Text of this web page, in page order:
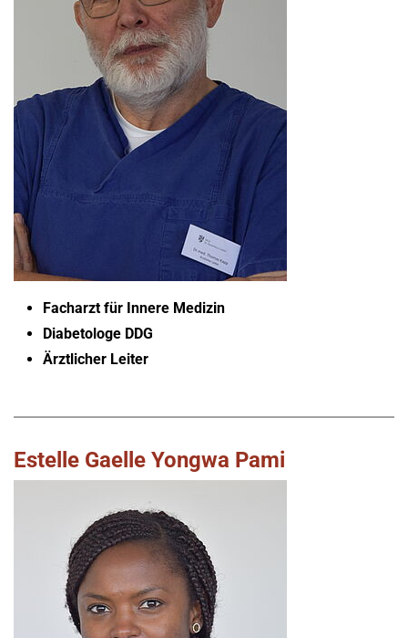
Facharzt für Innere Medizin
Diabetologe DDG
Ärztlicher Leiter
Estelle Gaelle Yongwa Pami